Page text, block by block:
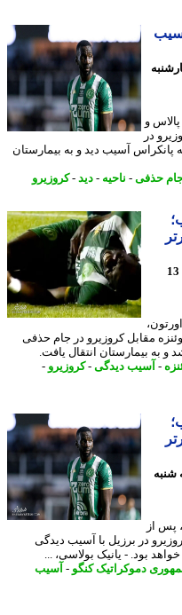
و
در
آسیب دید و به بیمارستان
حذفی-ناحیه-دید -کروزیرو
مقابل کروزیرو در جام حذفی
بیمارستان انتقال یافت.
آسیب دیدگی-کروزیرو-
از
در برزیل با آسیب دیدگی
بود. - یانیک بولاسی، ...
دموکراتیک کنگو-آسیب